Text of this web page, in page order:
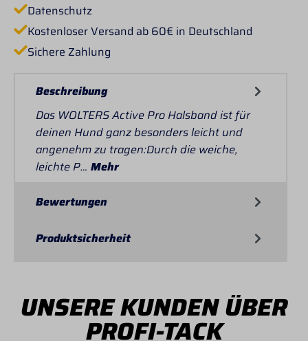
Datenschutz
Kostenloser Versand ab 60€ in Deutschland
Sichere Zahlung
Beschreibung
Das WOLTERS Active Pro Halsband ist für
deinen Hund ganz besonders leicht und
angenehm zu tragen:Durch die weiche,
leichte P… Mehr
Bewertungen
Produktsicherheit
UNSERE KUNDEN ÜBER
PROFI-TACK